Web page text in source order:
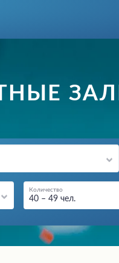
40 – 49 чел.
Количество